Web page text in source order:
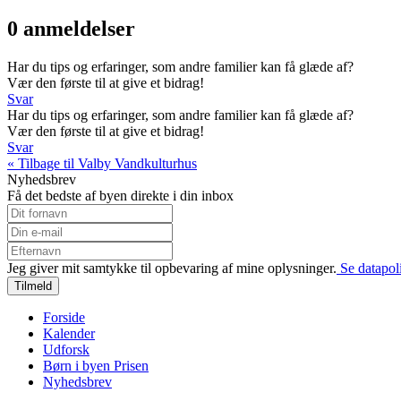
0 anmeldelser
Har du tips og erfaringer, som andre familier kan få glæde af?
Vær den første til at give et bidrag!
Svar
Har du tips og erfaringer, som andre familier kan få glæde af?
Vær den første til at give et bidrag!
Svar
« Tilbage til Valby Vandkulturhus
Nyhedsbrev
Få det bedste af byen direkte i din inbox
Jeg giver mit samtykke til opbevaring af mine oplysninger. Se
Tilmeld
Forside
Kalender
Udforsk
Børn i byen Prisen
Nyhedsbrev